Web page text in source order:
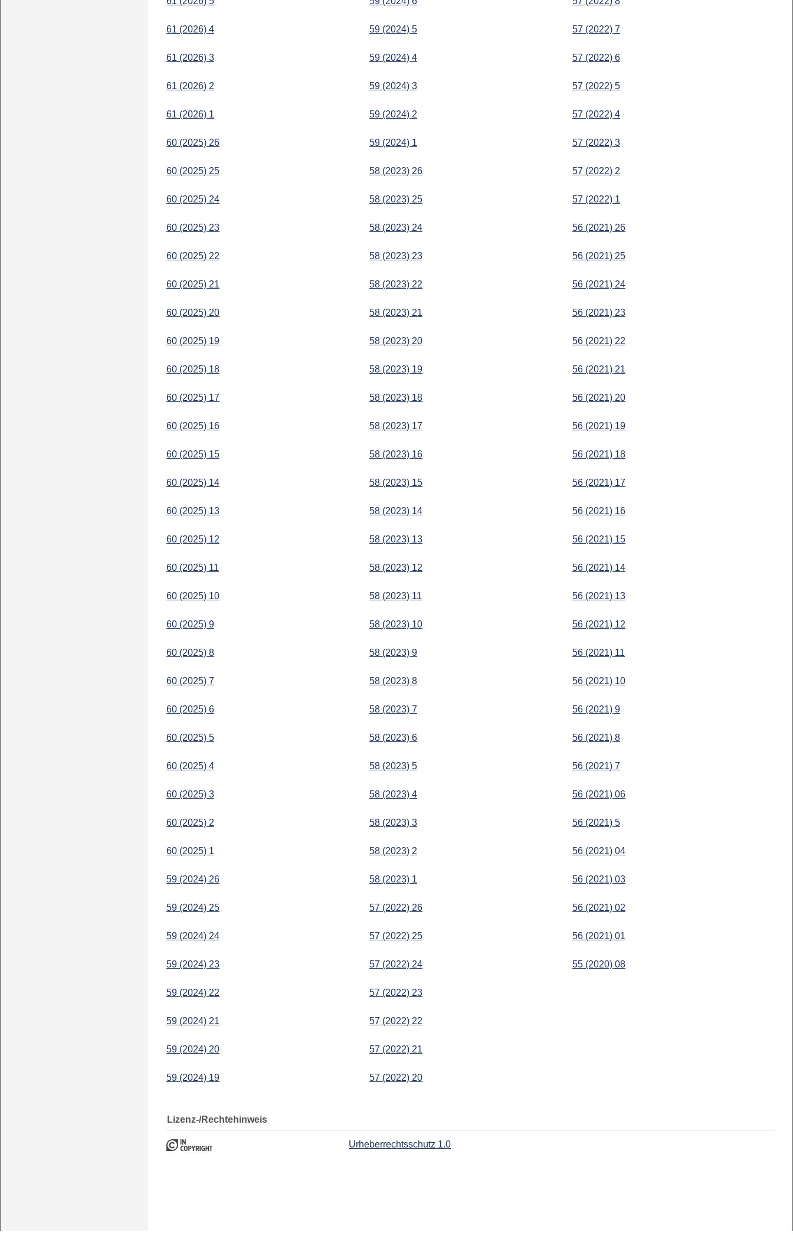
61 (2026) 4
61 (2026) 3
61 (2026) 2
61 (2026) 1
60 (2025) 26
60 (2025) 25
60 (2025) 24
60 (2025) 23
60 (2025) 22
60 (2025) 21
60 (2025) 20
60 (2025) 19
60 (2025) 18
60 (2025) 17
60 (2025) 16
60 (2025) 15
60 (2025) 14
60 (2025) 13
60 (2025) 12
60 (2025) 11
60 (2025) 10
60 (2025) 9
60 (2025) 8
60 (2025) 7
60 (2025) 6
60 (2025) 5
60 (2025) 4
60 (2025) 3
60 (2025) 2
60 (2025) 1
59 (2024) 26
59 (2024) 25
59 (2024) 24
59 (2024) 23
59 (2024) 22
59 (2024) 21
59 (2024) 20
59 (2024) 19
59 (2024) 5
59 (2024) 4
59 (2024) 3
59 (2024) 2
59 (2024) 1
58 (2023) 26
58 (2023) 25
58 (2023) 24
58 (2023) 23
58 (2023) 22
58 (2023) 21
58 (2023) 20
58 (2023) 19
58 (2023) 18
58 (2023) 17
58 (2023) 16
58 (2023) 15
58 (2023) 14
58 (2023) 13
58 (2023) 12
58 (2023) 11
58 (2023) 10
58 (2023) 9
58 (2023) 8
58 (2023) 7
58 (2023) 6
58 (2023) 5
58 (2023) 4
58 (2023) 3
58 (2023) 2
58 (2023) 1
57 (2022) 26
57 (2022) 25
57 (2022) 24
57 (2022) 23
57 (2022) 22
57 (2022) 21
57 (2022) 20
57 (2022) 7
57 (2022) 6
57 (2022) 5
57 (2022) 4
57 (2022) 3
57 (2022) 2
57 (2022) 1
56 (2021) 26
56 (2021) 25
56 (2021) 24
56 (2021) 23
56 (2021) 22
56 (2021) 21
56 (2021) 20
56 (2021) 19
56 (2021) 18
56 (2021) 17
56 (2021) 16
56 (2021) 15
56 (2021) 14
56 (2021) 13
56 (2021) 12
56 (2021) 11
56 (2021) 10
56 (2021) 9
56 (2021) 8
56 (2021) 7
56 (2021) 06
56 (2021) 5
56 (2021) 04
56 (2021) 03
56 (2021) 02
56 (2021) 01
55 (2020) 08
Lizenz-/Rechtehinweis
Urheberrechtsschutz 1.0